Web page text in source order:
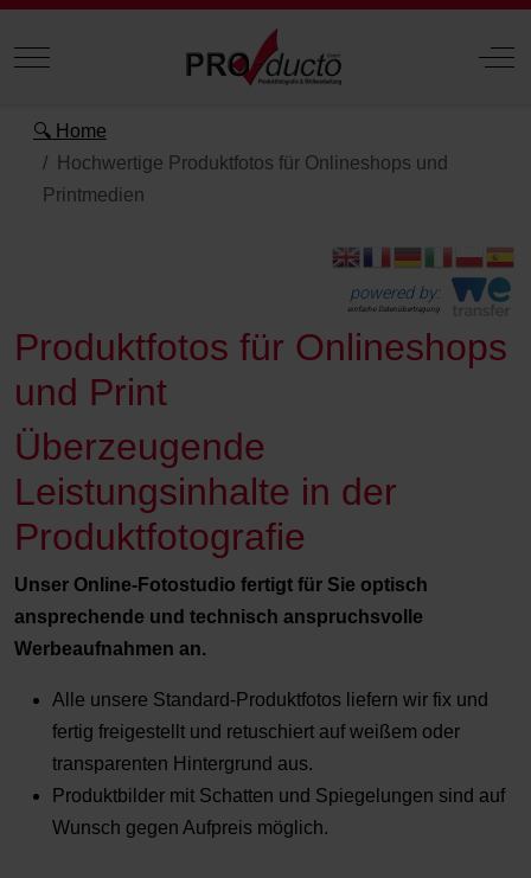
Mobile Menu Toggle Off-
🔍 Home
Hochwertige Produktfotos für Onlineshops und
Printmedien
powered by:
einfache Datenübertragung
Produktfotos für Onlineshops
und Print
Überzeugende
Leistungsinhalte in der
Produktfotografie
Unser Online-Fotostudio fertigt für Sie optisch
ansprechende und technisch anspruchsvolle
Werbeaufnahmen an.
Alle unsere Standard-Produktfotos liefern wir fix und
fertig freigestellt und retuschiert auf weißem oder
transparenten Hintergrund aus.
Produktbilder mit Schatten und Spiegelungen sind auf
Wunsch gegen Aufpreis möglich.